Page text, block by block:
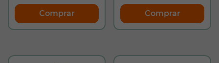
Comprar Comprar